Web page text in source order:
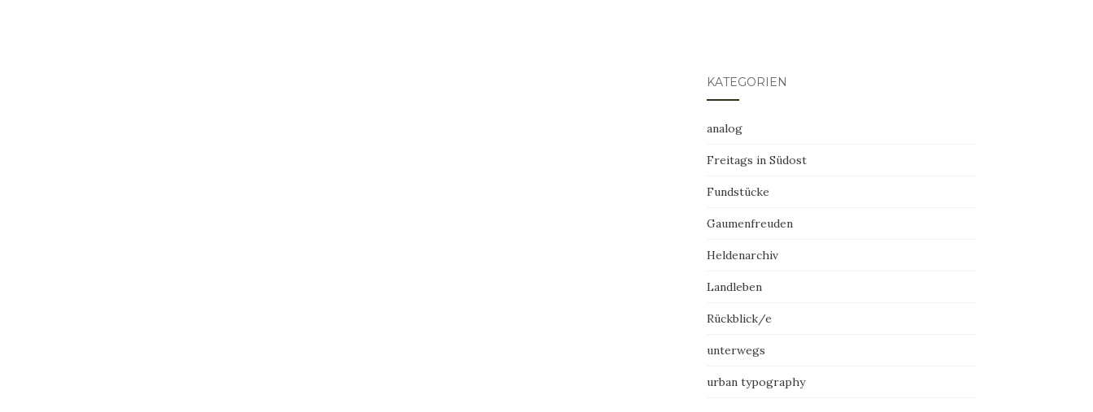
KATEGORIEN
analog
Freitags in Südost
Fundstücke
Gaumenfreuden
Heldenarchiv
Landleben
Rückblick/e
unterwegs
urban typography